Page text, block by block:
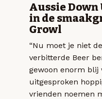
Aussie Down
in de
Growl
“Nu moet je niet
verbitterde Beer
gewoon enorm blij
uitgesproken
vrienden noemen